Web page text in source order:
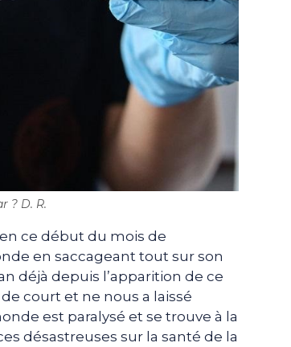
? D. R.
ce début du mois de
en saccageant tout sur son
déjà depuis l’apparition de ce
court et ne nous a laissé
est paralysé et se trouve à la
désastreuses sur la santé de la